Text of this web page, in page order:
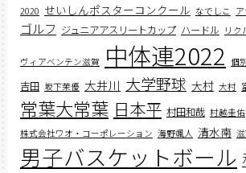
2020 せいしんポスターコンクール なでしこ
ゴルフ ジュニアアスリートカップ ハードル リク
ヴィアベンテン滋賀 中体連2022 個
吉田 坂下茉優 大井川 大学野球 大村 大村
常葉大常葉 日本平 村田和哉 村越圭佑
株式会社ワオ・コーポレーション 海野颯人 清水南
男子バスケットボール